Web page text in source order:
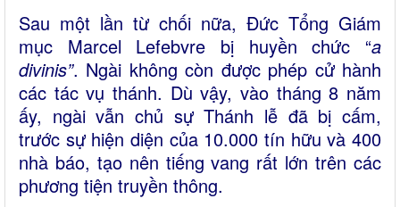
Sau một lần từ chối nữa, Đức Tổng Giám
mục Marcel Lefebvre bị huyền chức “a
divinis”. Ngài không còn được phép cử hành
các tác vụ thánh. Dù vậy, vào tháng 8 năm
ấy, ngài vẫn chủ sự Thánh lễ đã bị cấm,
trước sự hiện diện của 10.000 tín hữu và 400
nhà báo, tạo nên tiếng vang rất lớn trên các
phương tiện truyền thông.